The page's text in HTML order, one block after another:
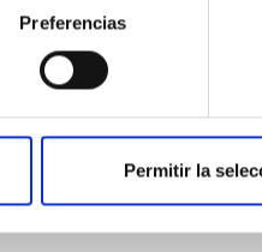
Preferencias
Permitir la
de muy distintos
una estrella porque tarda
concreta. Para cada